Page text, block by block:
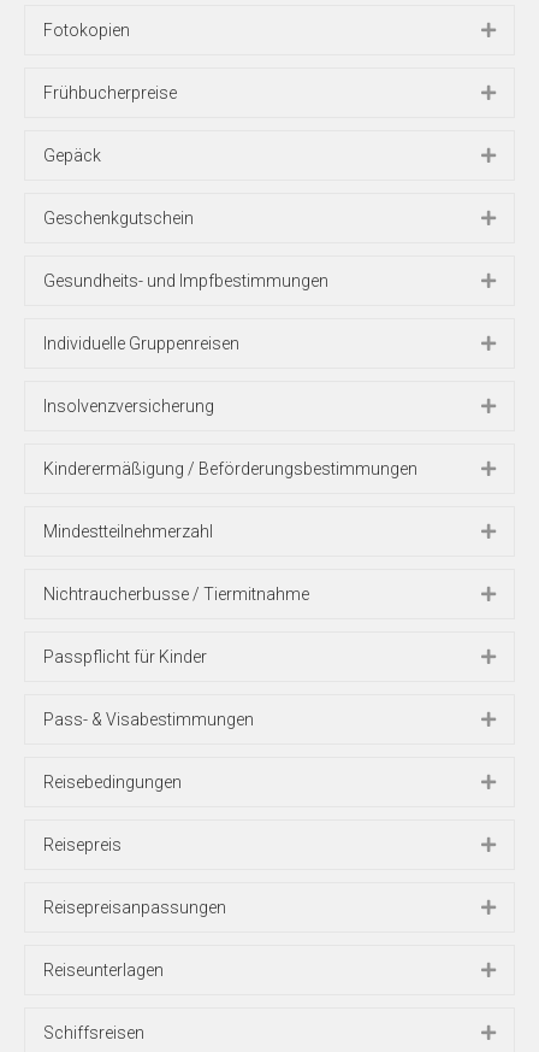
Fotokopien
Frühbucherpreise
Gepäck
Geschenkgutschein
Gesundheits- und Impfbestimmungen
Individuelle Gruppenreisen
Insolvenzversicherung
Kinderermäßigung / Beförderungsbestimmungen
Mindestteilnehmerzahl
Nichtraucherbusse / Tiermitnahme
Passpflicht für Kinder
Pass- & Visabestimmungen
Reisebedingungen
Reisepreis
Reisepreisanpassungen
Reiseunterlagen
Schiffsreisen